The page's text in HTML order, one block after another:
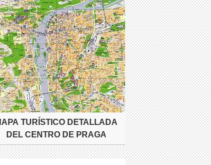
TURÍSTICO DETALLADA
DEL CENTRO DE PRAGA